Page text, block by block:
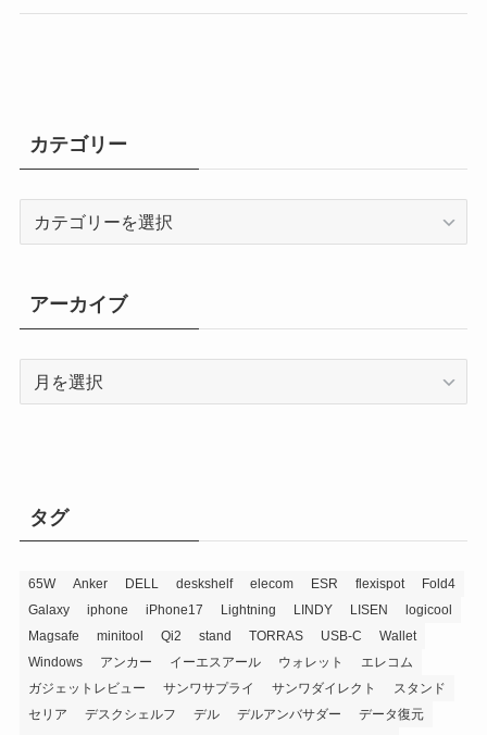
カテゴリー
リ
ー
アーカイブ
タグ
65W Anker DELL deskshelf elecom ESR flexispot
Fold4
Galaxy
iphone iPhone17 Lightning LINDY LISEN
logicool
Magsafe
minitool Qi2 stand TORRAS USB-C
Wallet
Windows
アンカー イーエスアール ウォレット
エレコム
ガジェットレビュー
サンワサプライ サンワダイレクト
スタンド
セリア
デスクシェルフ デル デルアンバサダー
データ復元